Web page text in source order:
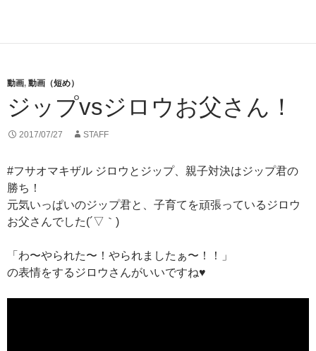
動画, 動画（短め）
ジップvsジロウお父さん！
2017/07/27 STAFF
#フサオマキザル ジロウとジップ、親子対決はジップ君の
勝ち！
元気いっぱいのジップ君と、子育てを頑張っているジロウ
お父さんでした(´▽｀)
「わ〜やられた〜！やられましたぁ〜！！」
の表情をするジロウさんがいいですね♥️